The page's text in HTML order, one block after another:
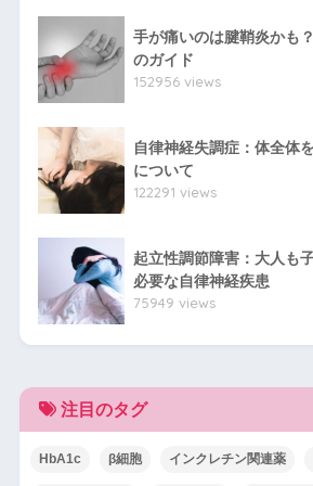
手が痛いのは腱鞘炎かも
のガイド
152956 views
自律神経失調症：体全体
について
122291 views
起立性調節障害：大人も
必要な自律神経疾患
75949 views
注目のタグ
HbA1c β細胞 インクレチン関連薬